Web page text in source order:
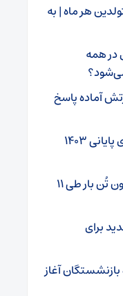
هر ماه | به
در همه
آماده پاسخ
آیا قیمت آهن ‌آلات در ماه‌ های پایانی ۱۴۰۳
جابه‌جایی بیش از ۵۴۵ میلیون تُن بار طی ۱۱
برای
آغاز